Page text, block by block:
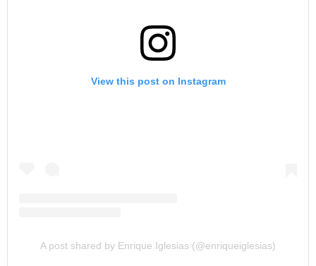
View this post on Instagram
A post shared by Enrique Iglesias (@enriqueiglesias)